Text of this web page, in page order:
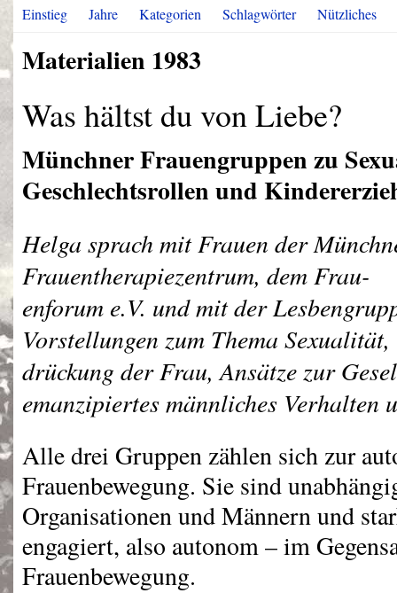
Einstieg Jahre Kategorien Schlagwörter Nützliches
Materialien 1983
Was hältst du von Liebe?
Münchner Frauengruppen zu
Geschlechtsrollen und
Helga sprach mit Frauen der
Frauentherapiezentrum, dem Frau-
enforum e.V. und mit der
Vorstellungen zum Thema
drückung der Frau, Ansätze zur
emanzipiertes männliches Verhalten
Alle drei Gruppen zählen sich zur
Frauenbewegung. Sie sind
Organisationen und Männern und
engagiert, also autonom – im
Frauenbewegung.